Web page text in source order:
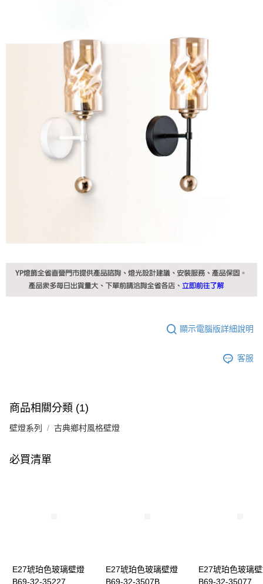
顯示電腦版詳細說明
客服
商品相關分類 (1)
壁燈系列 古典鄉村風格壁燈
必買清單
E27琥珀色玻璃壁燈
B69-32-35227
E27琥珀色玻璃壁燈
B69-32-3507B
E27琥珀色玻璃
B69-32-35077